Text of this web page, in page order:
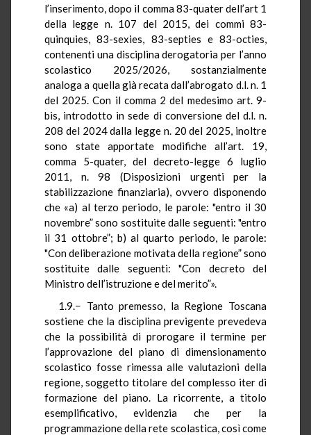
l’inserimento, dopo il comma 83-quater dell’art 1
della legge n. 107 del 2015, dei commi 83-
quinquies, 83-sexies, 83-septies e 83-octies,
contenenti una disciplina derogatoria per l’anno
scolastico 2025/2026, sostanzialmente
analoga a quella già recata dall’abrogato d.l. n. 1
del 2025. Con il comma 2 del medesimo art. 9-
bis, introdotto in sede di conversione del d.l. n.
208 del 2024 dalla legge n. 20 del 2025, inoltre
sono state apportate modifiche all’art. 19,
comma 5-quater, del decreto-legge 6 luglio
2011, n. 98 (Disposizioni urgenti per la
stabilizzazione finanziaria), ovvero disponendo
che «a) al terzo periodo, le parole: "entro il 30
novembre” sono sostituite dalle seguenti: "entro
il 31 ottobre”; b) al quarto periodo, le parole:
"Con deliberazione motivata della regione” sono
sostituite dalle seguenti: "Con decreto del
Ministro dell’istruzione e del merito”».
1.9.− Tanto premesso, la Regione Toscana
sostiene che la disciplina previgente prevedeva
che la possibilità di prorogare il termine per
l’approvazione del piano di dimensionamento
scolastico fosse rimessa alle valutazioni della
regione, soggetto titolare del complesso iter di
formazione del piano. La ricorrente, a titolo
esemplificativo, evidenzia che per la
programmazione della rete scolastica, così come